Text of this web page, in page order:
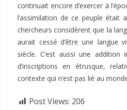
continuait encore d’exercer à
l’assimilation de ce peuple était
chercheurs considèrent que la
aurait cessé d’être une langue
siècle. C’est aussi une addition
d’inscriptions en étrusque,
contexte qui n’est pas lié au
Post Views: 206